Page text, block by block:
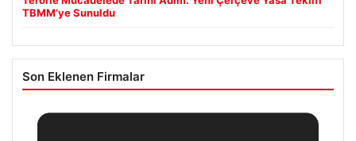
TBMM’ye Sunuldu
Son Eklenen Firmalar